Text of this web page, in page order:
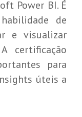
Power BI. É
de
e visualizar
certificação
para
úteis a